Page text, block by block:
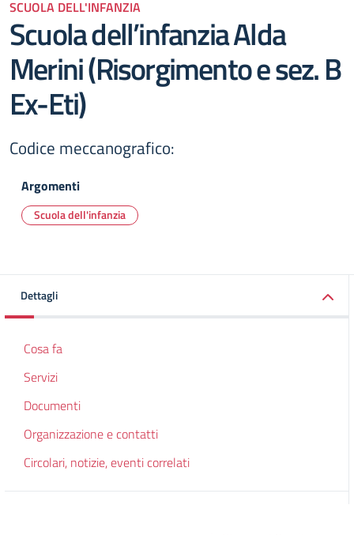
SCUOLA DELL'INFANZIA
Scuola dell’infanzia Alda
Merini (Risorgimento e sez. B
Ex-Eti)
Codice meccanografico:
Argomenti
Scuola dell'infanzia
Dettagli
Cosa fa
Servizi
Documenti
Organizzazione e contatti
Circolari, notizie, eventi correlati